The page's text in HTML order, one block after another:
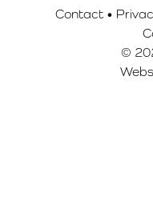
©
Contact•